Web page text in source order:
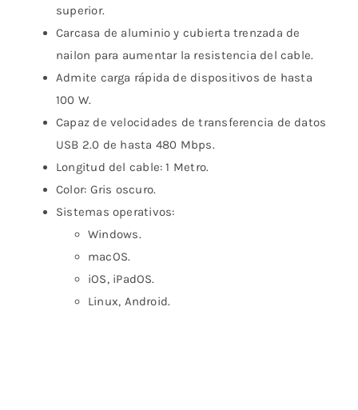
superior.
Carcasa de aluminio y cubierta trenzada de
nailon para aumentar la resistencia del cable.
Admite carga rápida de dispositivos de hasta
100 W.
Capaz de velocidades de transferencia de datos
USB 2.0 de hasta 480 Mbps.
Longitud del cable: 1 Metro.
Color: Gris oscuro.
Sistemas operativos:
Windows.
macOS.
iOS, iPadOS.
Linux, Android.